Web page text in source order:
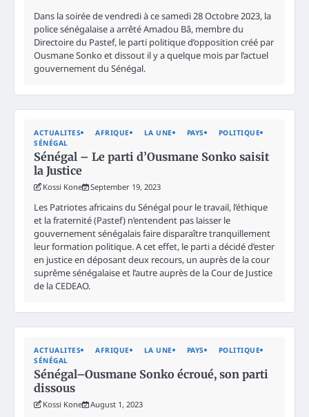
Dans la soirée de vendredi à ce samedi 28 Octobre 2023, la
police sénégalaise a arrêté Amadou Bâ, membre du
Directoire du Pastef, le parti politique d’opposition créé par
Ousmane Sonko et dissout il y a quelque mois par l’actuel
gouvernement du Sénégal.
ACTUALITES AFRIQUE LA UNE PAYS
POLITIQUE
SÉNÉGAL
Sénégal – Le parti d’Ousmane Sonko saisit
la Justice
Kossi Kone September 19, 2023
Les Patriotes africains du Sénégal pour le travail, l’éthique
et la fraternité (Pastef) n’entendent pas laisser le
gouvernement sénégalais faire disparaître tranquillement
leur formation politique. A cet effet, le parti a décidé d’ester
en justice en déposant deux recours, un auprès de la cour
suprême sénégalaise et l’autre auprès de la Cour de Justice
de la CEDEAO.
ACTUALITES AFRIQUE LA UNE PAYS
POLITIQUE
SÉNÉGAL
Sénégal–Ousmane Sonko écroué, son parti
dissous
Kossi Kone August 1, 2023